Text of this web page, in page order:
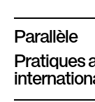
Parallèle
P
l
a
Pratiques